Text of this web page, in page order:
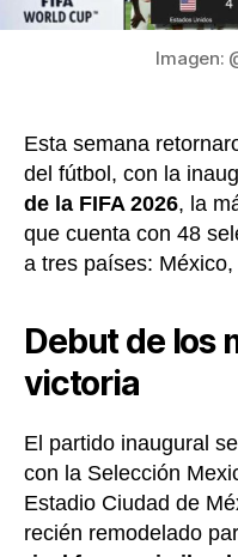
Imagen:
Esta semana
del fútbol, con la
de la FIFA 2026, la
que cuenta con 48
a tres países:
Debut de los
victoria
El partido inaugural
con la Selección
Estadio Ciudad de
recién remodelado